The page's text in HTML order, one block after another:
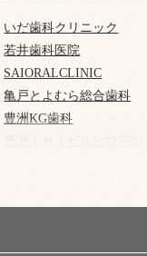
いだ歯科クリニック
若井歯科医院
SAIORALCLINIC
亀戸とよむら総合歯科
豊洲KG歯科
栗林歯科クリニック